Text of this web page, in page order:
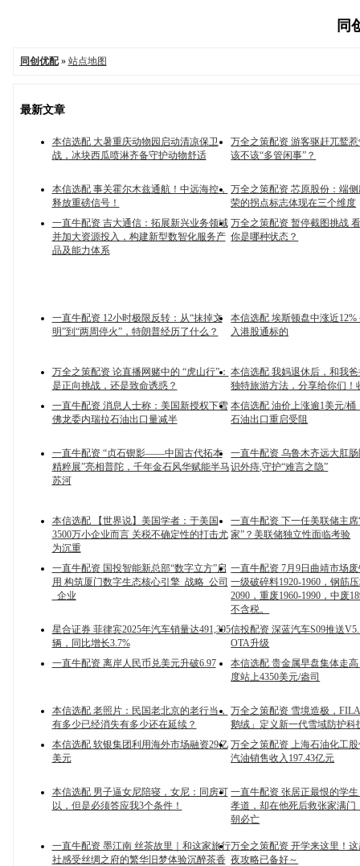
同
同创优配» 站点地图
最新文章
本信选配 大暑重庆动物园启动清凉保卫
战，冰块西瓜喷淋齐备守护动物舒适
万全之策配资 游客驱赶兀鹫
该不该“多管闲事”？
本信选配 事关霍尔木兹通航！中远海控，
释放重磅信号！
万全之策配资 芯原股份：端
荣的拐点标志体现在三个维度
一直牛配资 吉大通信：拓展新兴业务领域
并加大资源投入，构建新型数智化服务产
品及能力体系
万全之策配资 暂停截图挑战
你是哪种状态？
一直牛配资 12小时极限反转：从“抹掉文
明”到“两周停火”，特朗普经历了什么？
本信选配 埃斯顿盘中涨近
入港股通标的
万全之策配资 论直播网赌中的 “虎山行”：
是正向挑战，还是致命诱惑？
本信选配 我妈退休后，和我
独特旅游方法，分享给你们！
一直牛配资 消息人士称：美国新授权下雪
佛龙委内瑞拉石油出口量减半
本信选配 油价上涨逾1美元/桶
石油出口重启受阻
一直牛配资 “贞石锲影——中国古代拓本
精粹展”亮相普陀，千年金石风华赋能半马
苏河
一直牛配资 乌鲁木齐远大肛
识外痔,守护“难言之隐”
本信选配 【世界说】美国学者：于美国
3500万小企业而言 关税不确定性的打击尤
为沉重
一直牛配资 下一任美联储主席
家”？美联储独立性面临考验
一直牛配资 国投智能新总部“数字立方”启
用 构筑厦门数字生态核心引擎_战略_公司
_企业
一直牛配资 7月9日曲靖市场
一级破碎料1920-1960，钢筋
2090，重废1960-1990，中废
不含税。
星合证券 菲律宾2025年汽车销量达491,395
辆，同比增长3.7%
信投配资 深蓝汽车S09推送
OTA升级
一直牛配资 离岸人民币兑美元升破6.97
本信选配 贵金属早盘集体走
度站上4350美元/盎司
本信选配 老照片：民国老北京的老行当，
有多少已经消失有多少还在延续？
万全之策配资 雪境造极，
鹅绒」定义新一代雪域防护科
本信选配 软银集团利用海外市场融资29亿
美元
万全之策配资 上海石油化工
汽油销售收入197.43亿元
本信选配 男子逼女尼陪寝，女尼：同房可
以，但是必须答应我3个条件！
一直牛配资 张居正最恨的学
孝道，却在他死后救张家满门
朝必亡
一直牛配资 墨江南 丝茶故里｜和这家旅行
社感受丝绸之府的繁华旧梦体验沉醉茶香
万全之策配资 开学来这里！
夜攻略已备好～